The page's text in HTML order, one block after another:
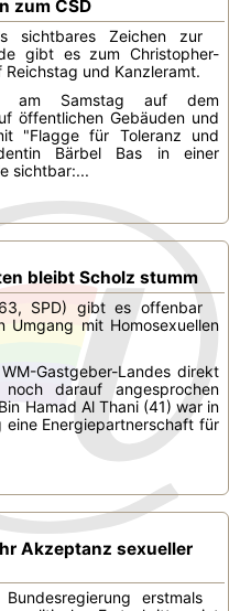
zum CSD
sichtbares Zeichen zur
gibt es zum Christopher-
und Kanzleramt.
am Samstag auf dem
öffentlichen Gebäuden und
"Flagge für Toleranz und
Bärbel Bas in einer
sichtbar:...
bleibt Scholz stumm
SPD) gibt es offenbar
Umgang mit Homosexuellen
Gastgeber-Landes direkt
darauf angesprochen
Hamad Al Thani (41) war in
eine Energiepartnerschaft für
Akzeptanz sexueller
erstmals